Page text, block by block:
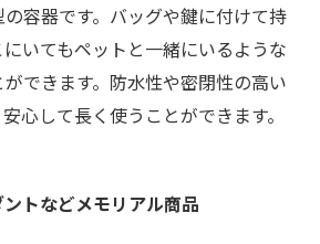
容器です。バッグや鍵に付けて持
いてもペットと一緒にいるような
できます。防水性や密閉性の高い
心して長く使うことができます。
トなどメモリアル商品